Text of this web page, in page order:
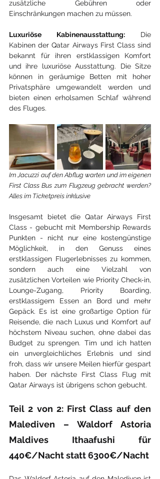
zusätzliche Gebühren oder
Einschränkungen machen zu müssen.
Luxuriöse Kabinenausstattung: Die
Kabinen der Qatar Airways First Class sind
bekannt für ihren erstklassigen Komfort
und ihre luxuriöse Ausstattung. Die Sitze
können in geräumige Betten mit hoher
Privatsphäre umgewandelt werden und
bieten einen erholsamen Schlaf während
des Fluges.
Im Jacuzzi auf den Abflug warten und im eigenen
First Class Bus zum Flugzeug gebracht werden?
Alles im Ticketpreis inklusive
Insgesamt bietet die Qatar Airways First
Class - gebucht mit Membership Rewards
Punkten - nicht nur eine kostengünstige
Möglichkeit, in den Genuss eines
erstklassigen Flugerlebnisses zu kommen,
sondern auch eine Vielzahl von
zusätzlichen Vorteilen wie Priority Check-in,
Lounge-Zugang, Priority Boarding,
erstklassigem Essen an Bord und mehr
Gepäck. Es ist eine großartige Option für
Reisende, die nach Luxus und Komfort auf
höchstem Niveau suchen, ohne dabei das
Budget zu sprengen. Tim und ich hatten
ein unvergleichliches Erlebnis und sind
froh, dass wir unsere Meilen hierfür gespart
haben. Der nächste First Class Flug mit
Qatar Airways ist übrigens schon gebucht.
Teil 2 von 2: First Class auf den
Malediven – Waldorf Astoria
Maldives Ithaafushi für
440€/Nacht statt 6300€/Nacht